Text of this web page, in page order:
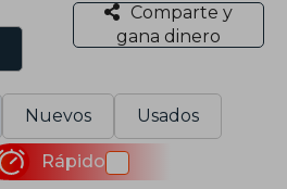
Comparte y
gana dinero
Nuevos Usados
Rápido